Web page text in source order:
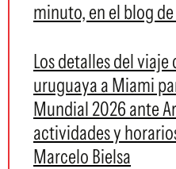
minuto, en el blog
Los detalles del viaje
uruguaya a Miami
Mundial 2026 ante
actividades y
Marcelo Bielsa